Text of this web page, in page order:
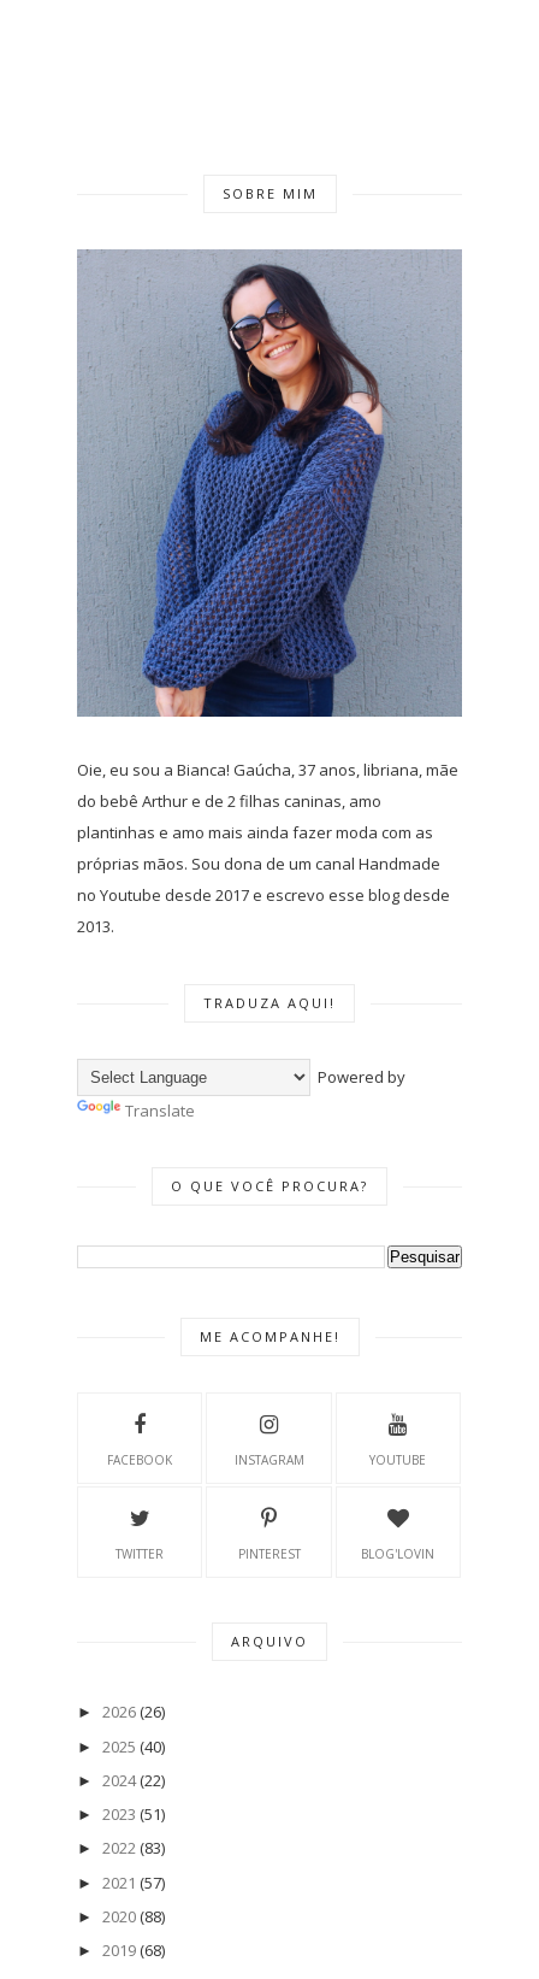
SOBRE MIM
Oie, eu sou a Bianca! Gaúcha, 37 anos, libriana, mãe
do bebê Arthur e de 2 filhas caninas, amo
plantinhas e amo mais ainda fazer moda com as
próprias mãos. Sou dona de um canal Handmade
no Youtube desde 2017 e escrevo esse blog desde
2013.
TRADUZA AQUI!
Powered by
Translate
O QUE VOCÊ PROCURA?
ME ACOMPANHE!
FACEBOOK INSTAGRAM YOUTUBE
TWITTER PINTEREST BLOG'LOVIN
ARQUIVO
► 2026 (26)
► 2025 (40)
► 2024 (22)
► 2023 (51)
► 2022 (83)
► 2021 (57)
► 2020 (88)
► 2019 (68)